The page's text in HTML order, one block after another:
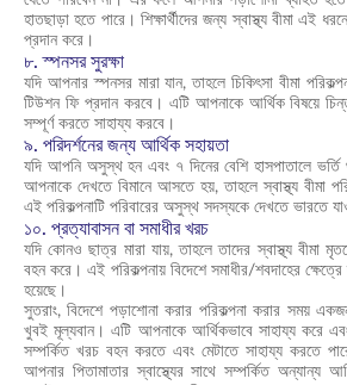
হাতছাড়া হতে পারে। শিক্ষার্থীদের জন্য স্বাস্থ্য বীমা এই
প্রদান করে।
৮. স্পনসর সুরক্ষা
যদি আপনার স্পনসর মারা যান, তাহলে চিকিৎসা বীমা
টিউশন ফি প্রদান করবে। এটি আপনাকে আর্থিক বিষয়ে
সম্পূর্ণ করতে সাহায্য করবে।
৯. পরিদর্শনের জন্য আর্থিক সহায়তা
যদি আপনি অসুস্থ হন এবং ৭ দিনের বেশি হাসপাতালে ভর্তি
আপনাকে দেখতে বিমানে আসতে হয়, তাহলে স্বাস্থ্য বীমা
এই পরিকল্পনাটি পরিবারের অসুস্থ সদস্যকে দেখতে ভারতে
১০. প্রত্যাবাসন বা সমাধীর খরচ
যদি কোনও ছাত্র মারা যায়,তাহলে তাদের স্বাস্থ্য বীমা
বহন করে। এই পরিকল্পনায় বিদেশে সমাধীর/শবদাহের
হয়েছে।
সুতরাং, বিদেশে পড়াশোনা করার পরিকল্পনা করার সময়একজন
খুবই মূল্যবান। এটি আপনাকে আর্থিকভাবে সাহায্য করে
সম্পর্কিত খরচ বহন করতে এবং মেটাতে সাহায্য করতে
আপনার পিতামাতার স্বাস্থ্যের সাথে সম্পর্কিত অন্যান্য